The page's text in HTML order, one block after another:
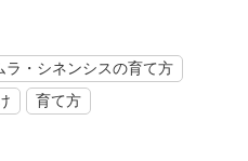
ラ・シネンシスの育て方
育て方